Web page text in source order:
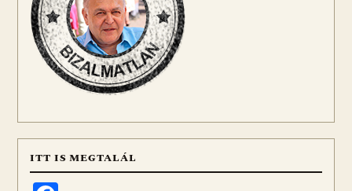
ITT IS MEGTALÁL